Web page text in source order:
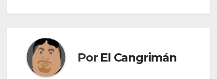
Por El Cangrimán